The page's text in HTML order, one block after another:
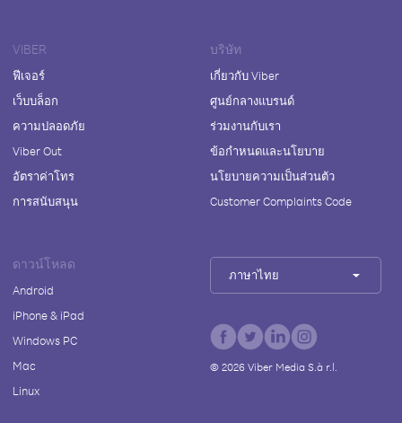
VIBER
ฟีเจอร์
เว็บบล็อก
ความปลอดภัย
Viber Out
อัตราค่าโทร
การสนับสนุน
บริษัท
เกี่ยวกับ Viber
ศูนย์กลางแบรนด์
ร่วมงานกับเรา
ข้อกำหนดและนโยบาย
นโยบายความเป็นส่วนตัว
Customer Complaints Code
ดาวน์โหลด
Android
iPhone & iPad
Windows PC
Mac
Linux
ภาษาไทย
© 2026Viber Media S.à r.l.